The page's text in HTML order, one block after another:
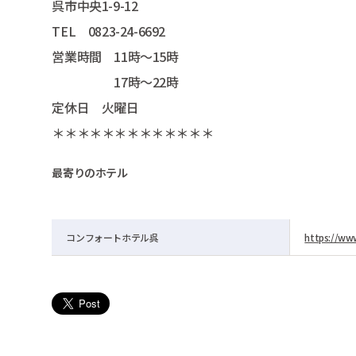
呉市中央1-9-12
TEL 0823-24-6692
営業時間 11時～15時
17時～22時
定休日 火曜日
＊＊＊＊＊＊＊＊＊＊＊＊＊
最寄りのホテル
コンフォートホテル呉 https://